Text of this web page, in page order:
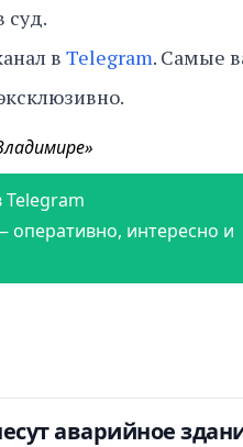
суд.
в Telegram. Самые
интересно и
аварийное